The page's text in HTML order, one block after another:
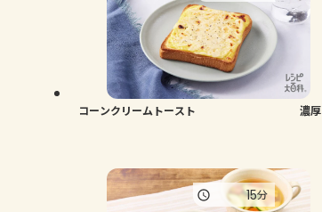
コーンクリームトースト 濃
15分